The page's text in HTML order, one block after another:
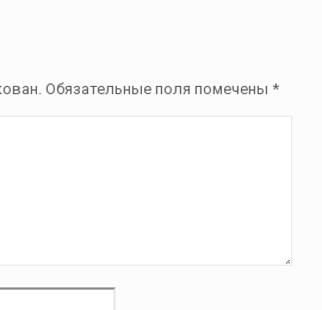
Обязательные поля помечены *